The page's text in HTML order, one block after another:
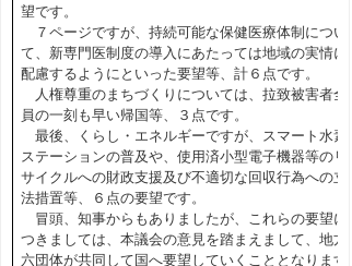
望です。
７ページですが、持続可能な保健医療体制につい
て、新専門医制度の導入にあたっては地域の実情に
配慮するようにといった要望等、計６点です。
人権尊重のまちづくりについては、拉致被害者全
員の一刻も早い帰国等、３点です。
最後、くらし・エネルギーですが、スマート水素
ステーションの普及や、使用済小型電子機器等のリ
サイクルへの財政支援及び不適切な回収行為への立
法措置等、６点の要望です。
冒頭、知事からもありましたが、これらの要望に
つきましては、本議会の意見を踏まえまして、地方
六団体が共同して国へ要望していくこととなります